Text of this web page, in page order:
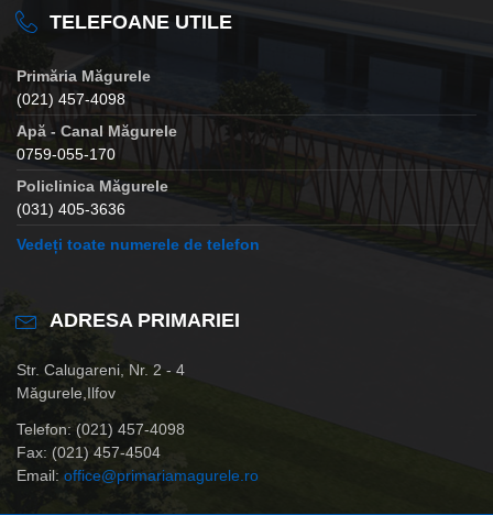
TELEFOANE UTILE
Primăria Măgurele
(021) 457-4098
Apă - Canal Măgurele
0759-055-170
Policlinica Măgurele
(031) 405-3636
Vedeți toate numerele de telefon
ADRESA PRIMARIEI
Str. Calugareni, Nr. 2 - 4
Măgurele,Ilfov
Telefon: (021) 457-4098
Fax: (021) 457-4504
Email: office@primariamagurele.ro